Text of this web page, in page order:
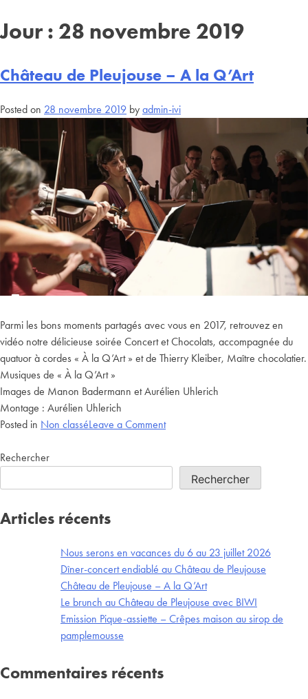
Jour : 28 novembre 2019
Château de Pleujouse – A la Q’Art
Posted on 28 novembre 2019 by admin-ivi
Parmi les bons moments partagés avec vous en 2017, retrouvez en
vidéo notre délicieuse soirée Concert et Chocolats, accompagnée du
quatuor à cordes « À la Q’Art » et de Thierry Kleiber, Maître chocolatier.
Musiques de « À la Q’Art »
Images de Manon Badermann et Aurélien Uhlerich
Montage : Aurélien Uhlerich
Posted in Non classéLeave a Comment
Rechercher
Rechercher
Articles récents
Nous serons en vacances du 6 au 23 juillet 2026
Dîner-concert endiablé au Château de Pleujouse
Château de Pleujouse – A la Q’Art
Le brunch au Château de Pleujouse avec BIWI
Emission Pique-assiette – Crêpes maison au sirop de
pamplemousse
Commentaires récents